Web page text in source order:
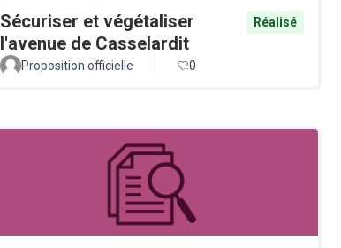
Sécuriser et végétaliser
l'avenue de Casselardit
Réalisé
Proposition officielle 0